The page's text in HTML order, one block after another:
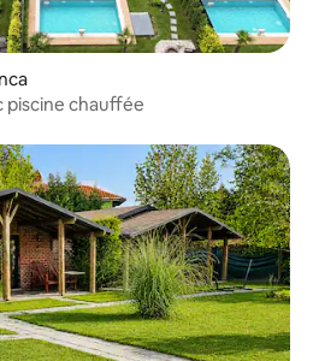
piscine chauffée